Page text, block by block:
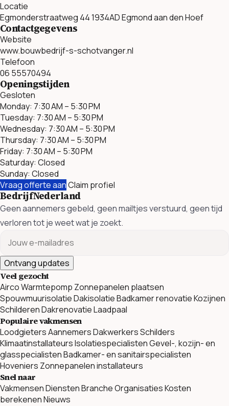
Locatie
Egmonderstraatweg 44 1934AD Egmond aan den Hoef
Contactgegevens
Website
www.bouwbedrijf-s-schotvanger.nl
Telefoon
06 55570494
Openingstijden
Gesloten
Monday: 7:30 AM – 5:30 PM
Tuesday: 7:30 AM – 5:30 PM
Wednesday: 7:30 AM – 5:30 PM
Thursday: 7:30 AM – 5:30 PM
Friday: 7:30 AM – 5:30 PM
Saturday: Closed
Sunday: Closed
Vraag offerte aanClaim profiel
BedrijfNederland
Geen aannemers gebeld, geen mailtjes verstuurd, geen tijd
verloren tot je weet wat je zoekt.
Ontvang updates
Veel gezocht
AircoWarmtepomp Zonnepanelen plaatsen
SpouwmuurisolatieDakisolatieBadkamer renovatieKozijnen
SchilderenDakrenovatieLaadpaal
Populaire vakmensen
LoodgietersAannemersDakwerkersSchilders
KlimaatinstallateursIsolatiespecialistenGevel-, kozijn- en
glasspecialistenBadkamer- en sanitairspecialisten
Hoveniers Zonnepanelen installateurs
Snel naar
VakmensenDienstenBranche OrganisatiesKosten
berekenenNieuws